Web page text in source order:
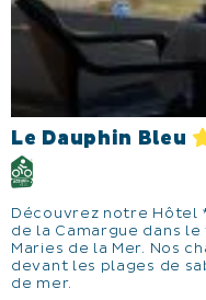
Le Dauphin Bleu
Découvrez notre
de la Camargue dans
Maries de la Mer. Nos
devant les plages de
de mer.